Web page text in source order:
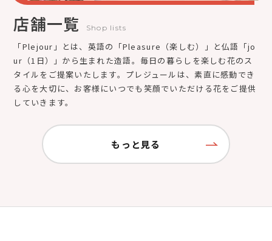
店舗一覧 Shop lists
「Plejour」とは、英語の「Pleasure（楽しむ）」と仏語「jo
ur（1日）」から生まれた造語。毎日の暮らしを楽しむ花のス
タイルをご提案いたします。プレジュールは、素直に感動でき
る心を大切に、お客様にいつでも笑顔でいただける花をご提供
していきます。
もっと見る